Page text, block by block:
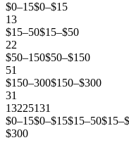
$0–15$0–$15
13
$15–50$15–$50
22
$50–150$50–$150
51
$150–300$150–$300
31
13225131
$0–15$0–$15$15–50
$300